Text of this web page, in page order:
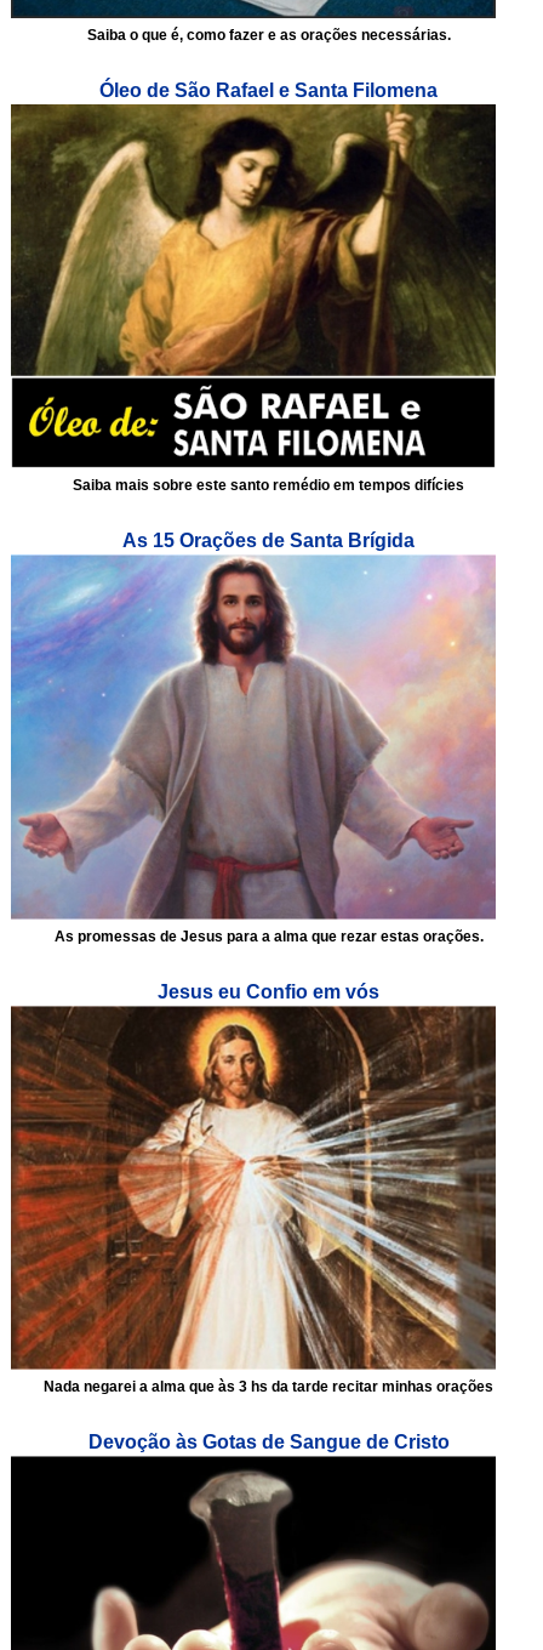
Saiba o que é, como fazer e as orações necessárias.
Óleo de São Rafael e Santa Filomena
Saiba mais sobre este santo remédio em tempos difícies
As 15 Orações de Santa Brígida
As promessas de Jesus para a alma que rezar estas orações.
Jesus eu Confio em vós
Nada negarei a alma que às 3 hs da tarde recitar minhas orações
Devoção às Gotas de Sangue de Cristo